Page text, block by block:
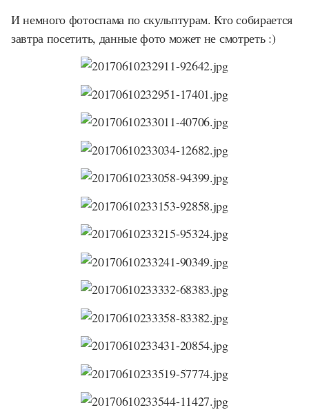
И немного фотоспама по скульптурам. Кто собирается
завтра посетить, данные фото может не смотреть :)